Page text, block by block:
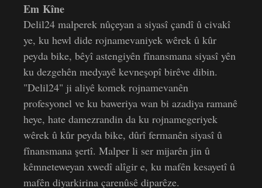
Em Kîne
Delil24 malperek nûçeyan a siyasî çandî û civakî
ye, ku hewl dide rojnamevaniyek wêrek û kûr
peyda bike, bêyî astengiyên fînansmana siyasî yên
ku dezgehên medyayê kevneşopî birêve dibin.
"Delil24" ji aliyê komek rojnamevanên
profesyonel ve ku baweriya wan bi azadiya ramanê
heye, hate damezrandin da ku rojnamegeriyek
wêrek û kûr peyda bike, dûrî fermanên siyasî û
fînansmana şertî. Malper li ser mijarên jin û
kêmneteweyan xwedî alîgir e, ku mafên kesayetî û
mafên diyarkirina çarenûsê diparêze.